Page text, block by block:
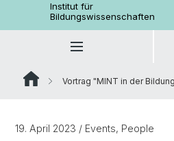
Institut für
Bildungswissenschaften
Vortrag "MINT in der
19. April 2023 / Events, People